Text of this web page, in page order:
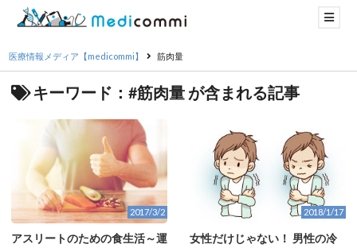
医療情報メディア【medicommi】 筋肉量
キーワード：#筋肉量 が含まれる記事
2017/3/2
アスリートのための食生活～運
2018/1/17
女性だけじゃない！ 男性の冷